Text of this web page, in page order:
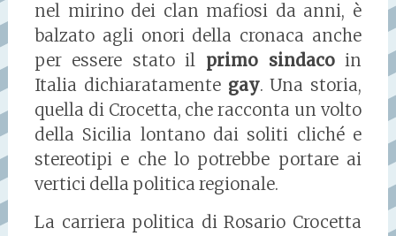
nel mirino dei clan mafiosi da anni, è
balzato agli onori della cronaca anche
per essere stato il primo sindacoin
Italia dichiaratamente gay. Una storia,
quella di Crocetta, che racconta un volto
della Sicilia lontano dai soliti cliché e
stereotipi e che lo potrebbe portare ai
vertici della politica regionale.
La carriera politica di Rosario Crocetta